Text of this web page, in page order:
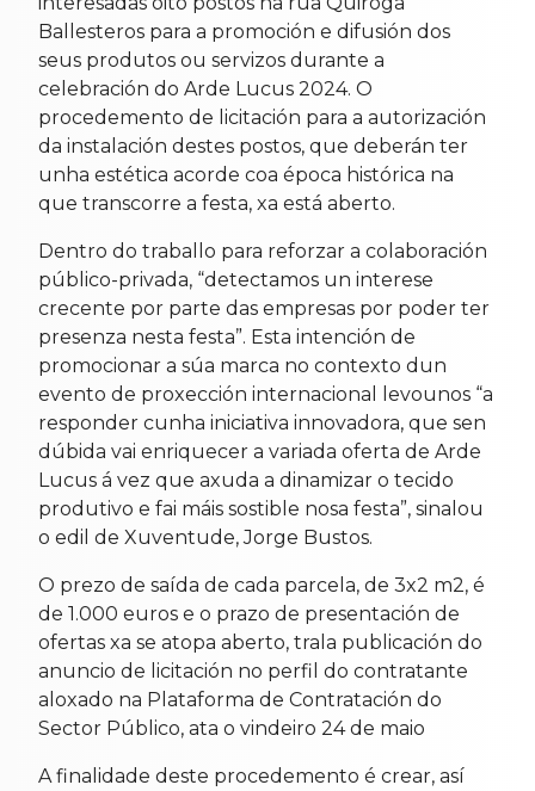
Ballesteros para a promoción e difusión dos
seus produtos ou servizos durante a
celebración do Arde Lucus 2024. O
procedemento de licitación para a autorización
da instalación destes postos, que deberán ter
unha estética acorde coa época histórica na
que transcorre a festa, xa está aberto.
Dentro do traballo para reforzar a colaboración
público-privada, “detectamos un interese
crecente por parte das empresas por poder ter
presenza nesta festa”. Esta intención de
promocionar a súa marca no contexto dun
evento de proxección internacional levounos “a
responder cunha iniciativa innovadora, que sen
dúbida vai enriquecer a variada oferta de Arde
Lucus á vez que axuda a dinamizar o tecido
produtivo e fai máis sostible nosa festa”, sinalou
o edil de Xuventude, Jorge Bustos.
O prezo de saída de cada parcela, de 3x2 m2, é
de 1.000 euros e o prazo de presentación de
ofertas xa se atopa aberto, trala publicación do
anuncio de licitación no perfil do contratante
aloxado na Plataforma de Contratación do
Sector Público, ata o vindeiro 24 de maio
A finalidade deste procedemento é crear, así